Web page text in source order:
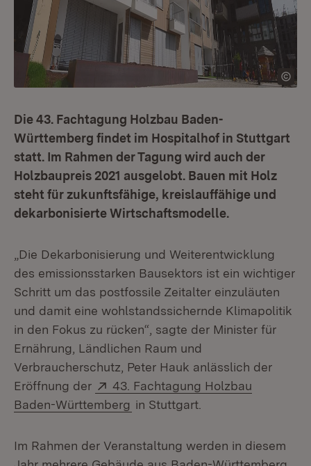
Die 43. Fachtagung Holzbau Baden-
Württemberg findet im Hospitalhof in Stuttgart
statt. Im Rahmen der Tagung wird auch der
Holzbaupreis 2021 ausgelobt. Bauen mit Holz
steht für zukunftsfähige, kreislauffähige und
dekarbonisierte Wirtschaftsmodelle.
„Die Dekarbonisierung und Weiterentwicklung
des emissionsstarken Bausektors ist ein wichtiger
Schritt um das postfossile Zeitalter einzuläuten
und damit eine wohlstandssichernde Klimapolitik
in den Fokus zu rücken“, sagte der Minister für
Ernährung, Ländlichen Raum und
Verbraucherschutz, Peter Hauk anlässlich der
Eröffnung der
Extern:
43. Fachtagung Holzbau
Baden-Württemberg (Öffnet in neuem Fenster)
in Stuttgart.
Im Rahmen der Veranstaltung werden in diesem